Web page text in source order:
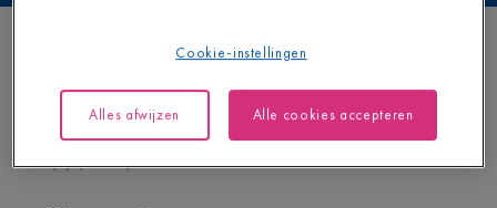
Charlotte witte eik
17,95 €/m²
Adviesprijs (incl. btw)
Cookie-instellingen
Alles afwijzen Alle cookies accepteren